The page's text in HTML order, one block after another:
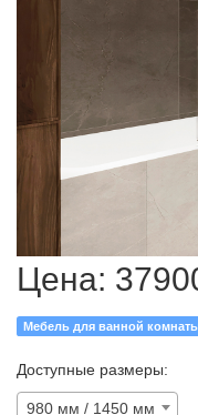
Цена:
Мебель для ванной
Доступные размеры:
980 мм / 1450 мм